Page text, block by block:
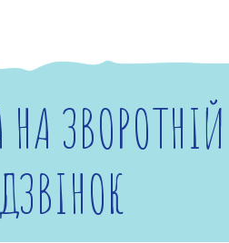
НА ЗВОРОТНІЙ
ДЗВІНОК